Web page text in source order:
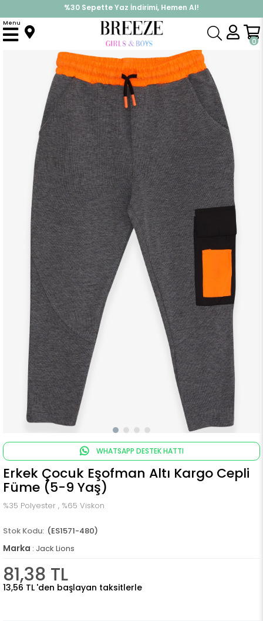
%30 Sepette Yaz İndirimi, Hemen Al!
İndirimlere ek %10 İndirimi Kap, Hemen Üye Ol!
0
Menu
Anasayfa Alt Giyim Eşofman Altı Erkek Çocuk Eşofman Altı Kargo Cepli Füme (5-9 Yaş)
WHATSAPP DESTEK HATTI
Erkek Çocuk Eşofman Altı Kargo Cepli
Füme (5-9 Yaş)
%35 Polyester , %65 Viskon
(ES1571-480)
Marka : Jack Lions
81,38 TL
13,56 TL 'den başlayan taksitlerle